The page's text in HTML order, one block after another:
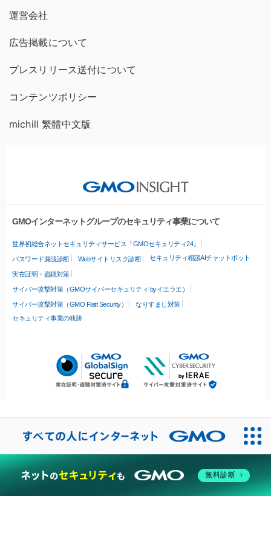
運営会社
広告掲載について
プレスリリース送付について
コンテンツポリシー
michill 繁體中文版
GMOインターネットグループのセキュリティ事業について
世界初総合ネットセキュリティサービス「GMOセキュリティ24」
パスワード漏洩診断 Webサイトリスク診断 セキュリティ相談AIチャットボット
実在証明・盗聴対策
サイバー攻撃対策（GMOサイバーセキュリティ byイエラエ）
サイバー攻撃対策（GMO Flatt Security）
なりすまし対策
セキュリティ事業の軌跡
無料診断